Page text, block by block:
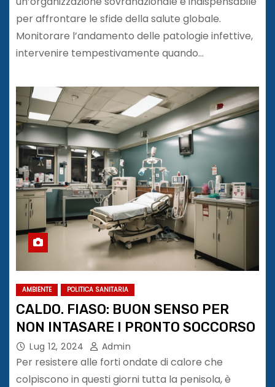
per affrontare le sfide della salute globale.
Monitorare l’andamento delle patologie infettive,
intervenire tempestivamente quando…
AMBIENTE POLITICA SANITARIA
CALDO. FIASO: BUON SENSO PER
NON INTASARE I PRONTO SOCCORSO
Lug 12, 2024 Admin
Per resistere alle forti ondate di calore che
colpiscono in questi giorni tutta la penisola, è